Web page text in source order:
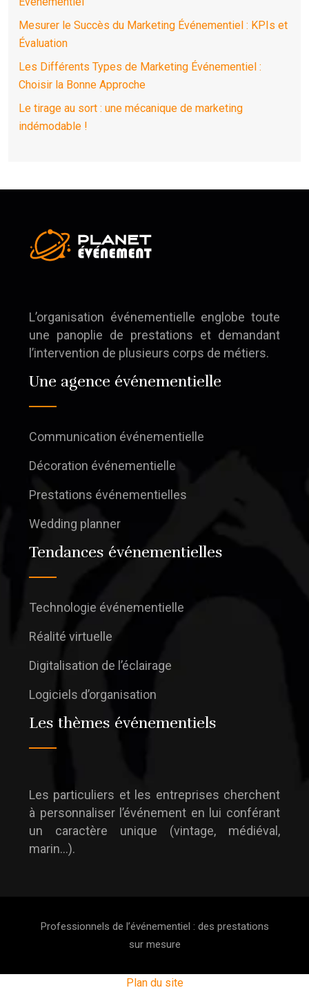
Mesurer le Succès du Marketing Événementiel : KPIs et
Évaluation
Les Différents Types de Marketing Événementiel :
Choisir la Bonne Approche
Le tirage au sort : une mécanique de marketing
indémodable !
L’organisation événementielle englobe toute
une panoplie de prestations et demandant
l’intervention de plusieurs corps de métiers.
Une agence événementielle
Communication événementielle
Décoration événementielle
Prestations événementielles
Wedding planner
Tendances événementielles
Technologie événementielle
Réalité virtuelle
Digitalisation de l’éclairage
Logiciels d’organisation
Les thèmes événementiels
Les particuliers et les entreprises cherchent
à personnaliser l’événement en lui conférant
un caractère unique (vintage, médiéval,
marin…).
Professionnels de l’événementiel : des prestations
sur mesure
Plan du site